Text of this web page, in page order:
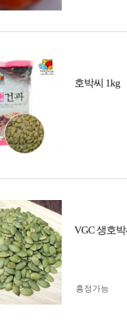
호박씨 1kg
VGC 생호
흥정가능